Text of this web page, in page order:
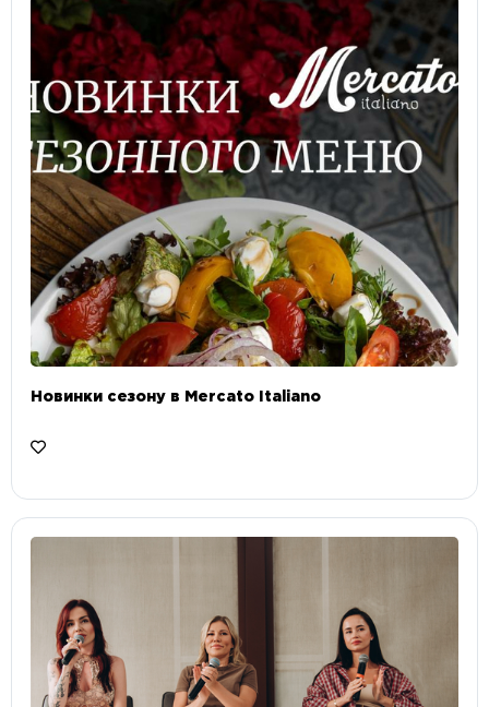
Новинки сезону в Mercato Italiano